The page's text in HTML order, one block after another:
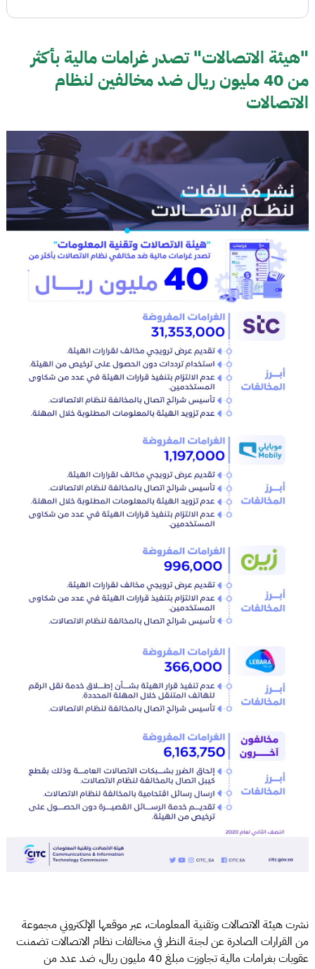
"هيئة الاتصالات" تصدر غرامات مالية بأكثر
من 40 مليون ريال ضد مخالفين لنظام
الاتصالات
نشرت هيئة الاتصالات وتقنية المعلومات، عبر موقعها الإلكتروني مجموعة
من القرارات الصادرة عن لجنة النظر في مخالفات نظام الاتصالات تضمنت
عقوبات بغرامات مالية تجاوزت مبلغ 40 مليون ريال، ضد عدد من